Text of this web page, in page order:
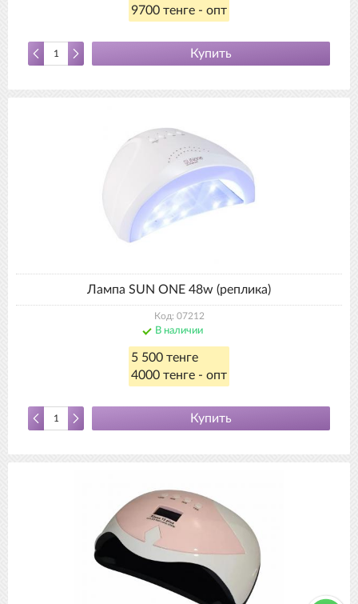
9700 тенге - опт
Купить
Лампа SUN ONE 48w (реплика)
Код: 07212
В наличии
5 500 тенге
4000 тенге - опт
Купить